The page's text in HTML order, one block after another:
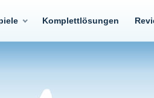
Komplettlösungen